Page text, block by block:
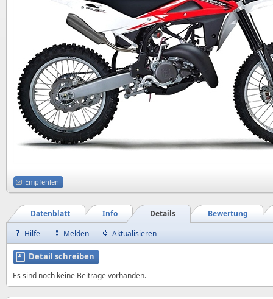
Empfehlen
Bewertung
Details
Info
Datenblatt
Hilfe
Melden Aktualisieren
Detail schreiben
Es sind noch keine Beiträge vorhanden.